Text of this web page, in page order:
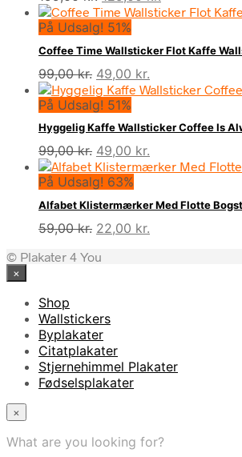
oprindelige
pris
var:
199,00 kr..
aktuelle
er:
129,00 kr..
På Udsalg! 51%
Coffee Time Wallsticker Flot Kaffe
99,00kr. Den
oprindelige
pris
var:
99,00 kr..
49,00 kr.
aktuelle
er:
49,00 kr..
På Udsalg! 51%
Hyggelig Kaffe Wallsticker Coffee Is
99,00kr. Den
oprindelige
pris
var:
99,00 kr..
49,00 kr.
aktuelle
er:
49,00 kr..
På Udsalg! 63%
Alfabet Klistermærker Med Flotte
59,00kr. Den
pris
22,00 kr.
© Plakater 4 You
×
Shop
Wallstickers
Byplakater
Citatplakater
Stjernehimmel Plakater
Fødselsplakater
×
What are you looking for?